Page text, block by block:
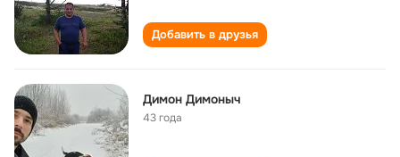
Добавить в друзья
Димон Димоныч
43 года